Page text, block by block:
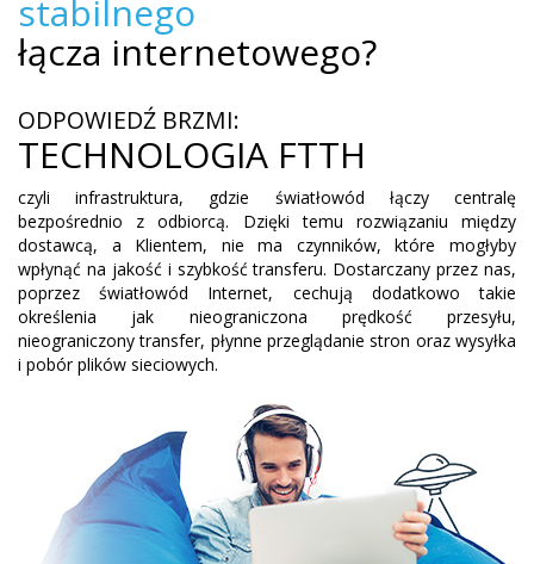
stabilnego
łącza internetowego?
ODPOWIEDŹ BRZMI:
TECHNOLOGIA FTTH
czyli infrastruktura, gdzie światłowód łączy centralę
bezpośrednio z odbiorcą. Dzięki temu rozwiązaniu między
dostawcą, a Klientem, nie ma czynników, które mogłyby
wpłynąć na jakość i szybkość transferu. Dostarczany przez nas,
poprzez światłowód Internet, cechują dodatkowo takie
określenia jak nieograniczona prędkość przesyłu,
nieograniczony transfer, płynne przeglądanie stron oraz wysyłka
i pobór plików sieciowych.